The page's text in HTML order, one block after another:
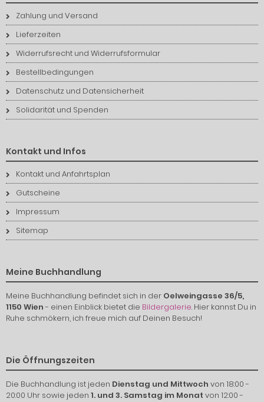
Zahlung und Versand
Lieferzeiten
Widerrufsrecht und Widerrufsformular
Bestellbedingungen
Datenschutz und Datensicherheit
Solidarität und Spenden
Kontakt und Infos
Kontakt und Anfahrtsplan
Gutscheine
Impressum
Sitemap
Meine Buchhandlung
Meine Buchhandlung befindet sich in der Oelweingasse 36/5,
1150 Wien- einen Einblick bietet die Bildergalerie. Hier kannst Du in
Ruhe schmökern, ich freue mich auf Deinen Besuch!
Die Öffnungszeiten
Die Buchhandlung ist jeden Dienstag und Mittwoch von 18:00 -
20:00 Uhr sowie jeden 1. und 3. Samstag im Monat von 12:00 -